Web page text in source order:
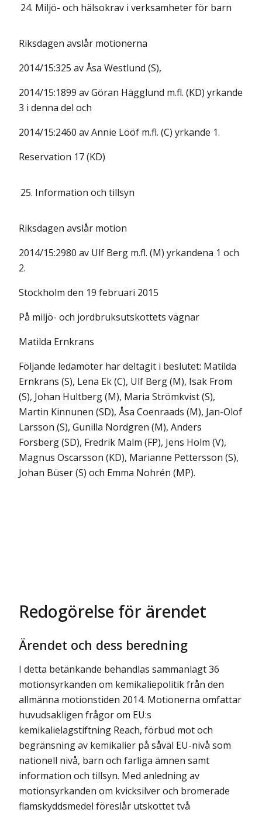
24. Miljö- och hälsokrav i verksamheter för barn
Riksdagen avslår motionerna
2014/15:325 av Åsa Westlund (S),
2014/15:1899 av Göran Hägglund m.fl. (KD) yrkande
3 i denna del och
2014/15:2460 av Annie Lööf m.fl. (C) yrkande 1.
Reservation 17 (KD)
25. Information och tillsyn
Riksdagen avslår motion
2014/15:2980 av Ulf Berg m.fl. (M) yrkandena 1 och
2.
Stockholm den 19 februari 2015
På miljö- och jordbruksutskottets vägnar
Matilda Ernkrans
Följande ledamöter har deltagit i beslutet: Matilda
Ernkrans (S), Lena Ek (C), Ulf Berg (M), Isak From
(S), Johan Hultberg (M), Maria Strömkvist (S),
Martin Kinnunen (SD), Åsa Coenraads (M), Jan-Olof
Larsson (S), Gunilla Nordgren (M), Anders
Forsberg (SD), Fredrik Malm (FP), Jens Holm (V),
Magnus Oscarsson (KD), Marianne Pettersson (S),
Johan Büser (S) och Emma Nohrén (MP).
Redogörelse för ärendet
Ärendet och dess beredning
I detta betänkande behandlas sammanlagt 36
motionsyrkanden om kemikaliepolitik från den
allmänna motionstiden 2014. Motionerna omfattar
huvudsakligen frågor om EU:s
kemikalielagstiftning Reach, förbud mot och
begränsning av kemikalier på såväl EU-nivå som
nationell nivå, barn och farliga ämnen samt
information och tillsyn. Med anledning av
motionsyrkanden om kvicksilver och bromerade
flamskyddsmedel föreslår utskottet två